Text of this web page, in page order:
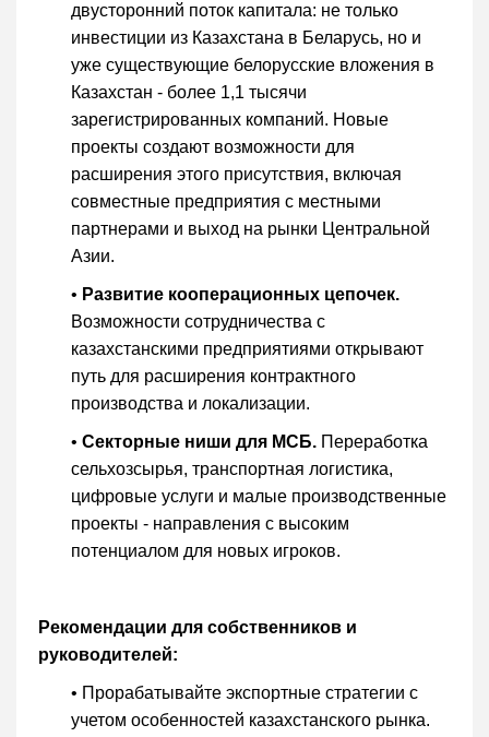
двусторонний поток капитала: не только
инвестиции из Казахстана в Беларусь, но и
уже существующие белорусские вложения в
Казахстан - более 1,1 тысячи
зарегистрированных компаний. Новые
проекты создают возможности для
расширения этого присутствия, включая
совместные предприятия с местными
партнерами и выход на рынки Центральной
Азии.
• Развитие кооперационных цепочек.
Возможности сотрудничества с
казахстанскими предприятиями открывают
путь для расширения контрактного
производства и локализации.
• Секторные ниши для МСБ. Переработка
сельхозсырья, транспортная логистика,
цифровые услуги и малые производственные
проекты - направления с высоким
потенциалом для новых игроков.
Рекомендации для собственников и
руководителей:
• Прорабатывайте экспортные стратегии с
учетом особенностей казахстанского рынка.